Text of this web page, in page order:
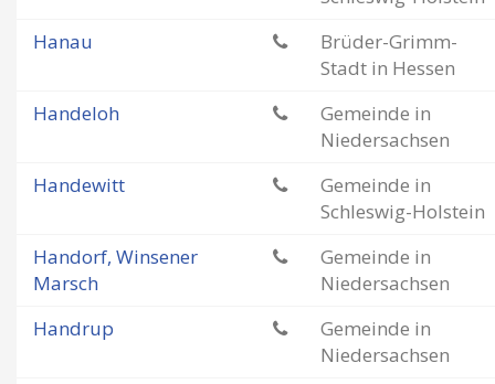
Hanau
Brüder-Grimm-
Stadt in Hessen
Handeloh
Gemeinde in
Niedersachsen
Handewitt
Gemeinde in
Schleswig-Holstein
Handorf, Winsener
Marsch
Gemeinde in
Niedersachsen
Handrup
Gemeinde in
Niedersachsen